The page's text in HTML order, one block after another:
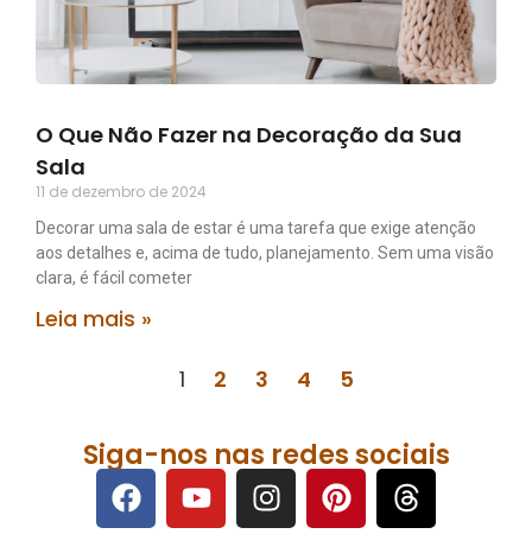
O Que Não Fazer na Decoração da Sua
Sala
11 de dezembro de 2024
Decorar uma sala de estar é uma tarefa que exige atenção
aos detalhes e, acima de tudo, planejamento. Sem uma visão
clara, é fácil cometer
Leia mais »
1 2 3 4 5
Siga-nos nas redes sociais